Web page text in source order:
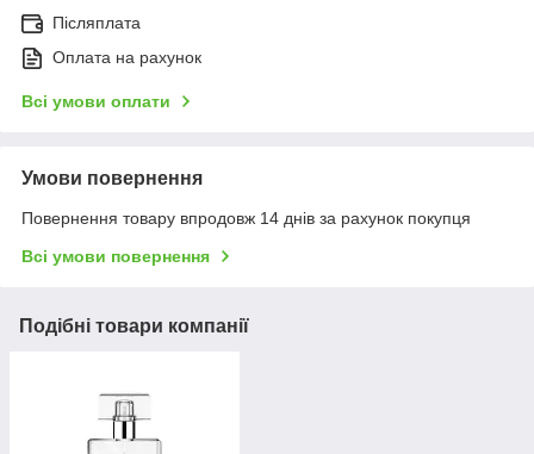
Післяплата
Оплата на рахунок
Всі умови оплати
Умови повернення
Повернення товару впродовж 14 днів за рахунок покупця
Всі умови повернення
Подібні товари компанії